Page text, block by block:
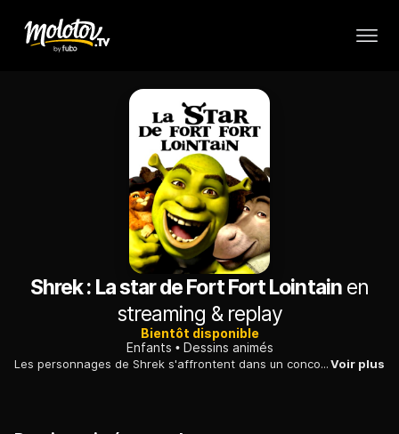
Shrek : La star de Fort Fort Lointainen
streaming & replay
Bientôt disponible
Enfants
Dessins animés
Les personnages de Shrek s'affrontent dans un concours de chant inspiré de l'émission «American Idol».Voir plus